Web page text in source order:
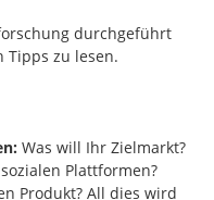
durchgeführt
Tipps zu lesen.
Was will Ihr Zielmarkt?
Plattformen?
Produkt? All dies wird